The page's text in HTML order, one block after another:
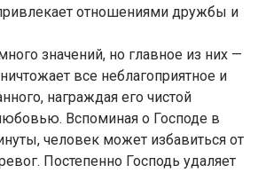
отношениями дружбы и
значений, но главное из них —
все неблагоприятное и
награждая его чистой
Вспоминая о Господе в
человек может избавиться от
Постепенно Господь удаляет